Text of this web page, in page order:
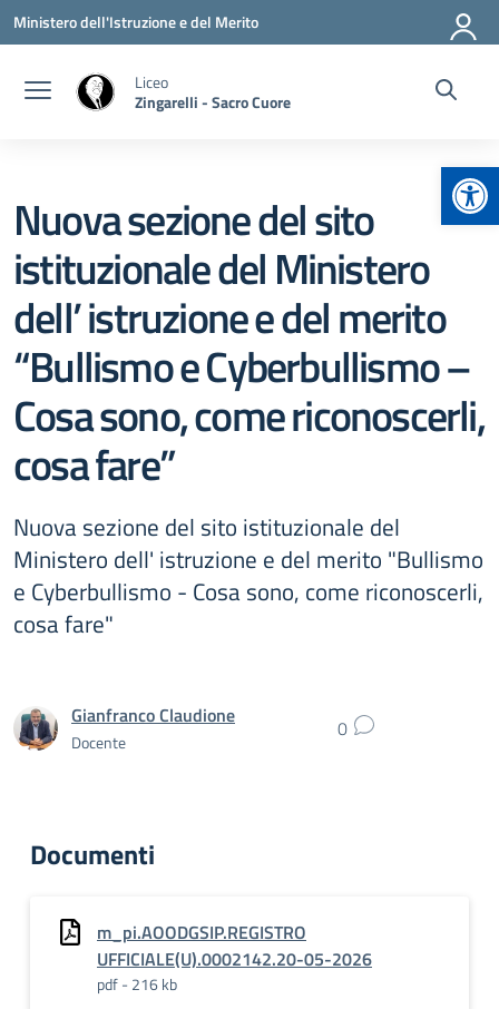
Vai ai contenuti
Vai al menu di navigazione
Vai al footer
Ministero dell'Istruzione e del Merito
Liceo
Zingarelli - Sacro Cuore
Nuova sezione del sito
istituzionale del Ministero
dell’ istruzione e del merito
“Bullismo e Cyberbullismo –
Cosa sono, come riconoscerli,
cosa fare”
Nuova sezione del sito istituzionale del
Ministero dell' istruzione e del merito "Bullismo
e Cyberbullismo - Cosa sono, come riconoscerli,
cosa fare"
Gianfranco Claudione
Docente 0
Documenti
m_pi.AOODGSIP.REGISTRO
UFFICIALE(U).0002142.20-05-2026
pdf - 216 kb